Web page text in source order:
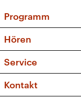
Programm
Sendungen
Musikliste
Kakadu –
Hören
Frequenzen
Service
FAQ
Apps
Kontakt